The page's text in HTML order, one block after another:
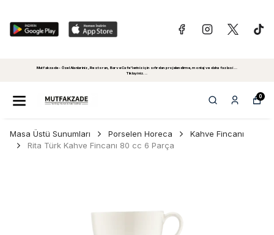
Mutfakzade - Özel Alanlariniz, Restoran, Bar ve Cafe'leriniz için sıfırdan projelendirme, montaj ve daha fazlasi...
Tiklayiniz...
0
Masa Üstü Sunumları Porselen Horeca
Kahve Fincanı
Rita Türk Kahve Fincanı 80 cc 6 Parça